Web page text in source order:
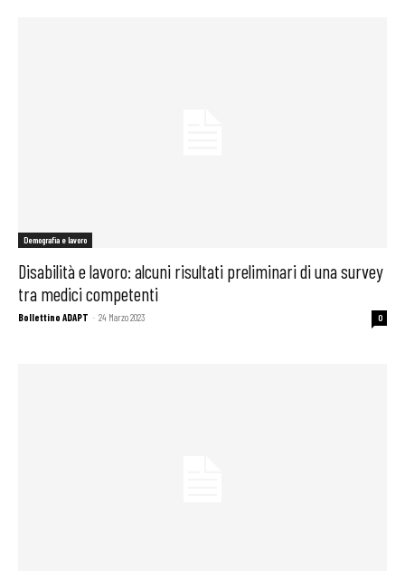
Demografia e lavoro
Disabilità e lavoro: alcuni risultati preliminari di una survey
tra medici competenti
Bollettino ADAPT - 24 Marzo 2023 0